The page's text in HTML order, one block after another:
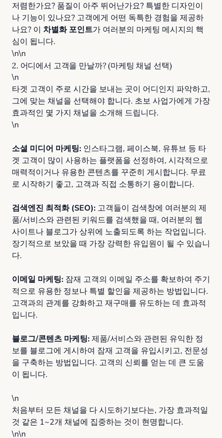
저렴한가요? 품질이 아주 뛰어난가요? 특별한 디자인이
나 기능이 있나요? 고객에게 어떤 독특한 경험을 제공하
나요? 이 차별화 포인트가 여러분의 마케팅 메시지의 핵
심이 됩니다.
\n\n
2. 어디에서 고객을 만날까? (마케팅 채널 선택)
\n
타겟 고객이 주로 시간을 보내는 곳이 어디인지 파악하고,
그에 맞는 채널을 선택해야 합니다. 초보 사업가에게 가장
효과적인 몇 가지 채널을 소개해 드립니다.
\n
소셜 미디어 마케팅: 인스타그램, 페이스북, 유튜브 등 타
겟 고객이 많이 사용하는 플랫폼을 선정하여, 시각적으로
매력적이거나 유용한 콘텐츠를 꾸준히 게시합니다. 무료
로 시작하기 좋고, 고객과 직접 소통하기 용이합니다.
검색엔진 최적화 (SEO): 고객들이 검색창에 여러분의 제
품/서비스와 관련된 키워드를 검색했을 때, 여러분의 웹
사이트나 블로그가 상위에 노출되도록 하는 작업입니다.
장기적으로 보았을 때 가장 강력한 유입원이 될 수 있습니
다.
이메일 마케팅: 잠재 고객의 이메일 주소를 확보하여 주기
적으로 유용한 정보나 특별 할인을 제공하는 방법입니다.
고객과의 관계를 강화하고 재구매를 유도하는 데 효과적
입니다.
블로그/콘텐츠 마케팅:제품/서비스와 관련된 유익한 정
보를 블로그에 게시하여 잠재 고객을 유입시키고, 전문성
을 구축하는 방법입니다. 고객의 신뢰를 얻는 데 큰 도움
이 됩니다.
\n
처음부터 모든 채널을 다 시도하기보다는, 가장 효과적일
것 같은 1~2개 채널에 집중하는 것이 현명합니다.
\n\n